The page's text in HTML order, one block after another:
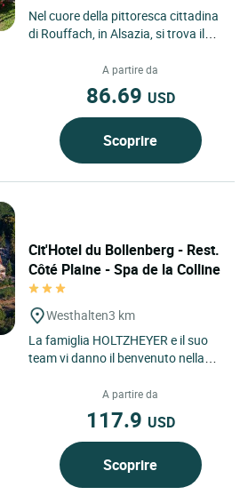
Nel cuore della pittoresca cittadina
di Rouffach, in Alsazia, si trova il
A partire da
86.69 USD
Scoprire
Cit'Hotel du Bollenberg - Rest.
Côté Plaine - Spa de la Colline
Westhalten3 km
La famiglia HOLTZHEYER e il suo
team vi danno il benvenuto nella
ideale tra Colmar e...
A partire da
117.9 USD
Scoprire